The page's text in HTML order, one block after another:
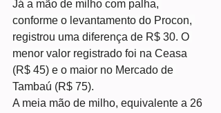
Já a mão de milho com palha,
conforme o levantamento do Procon,
registrou uma diferença de R$ 30. O
menor valor registrado foi na Ceasa
(R$ 45) e o maior no Mercado de
Tambaú (R$ 75).
A meia mão de milho, equivalente a 26